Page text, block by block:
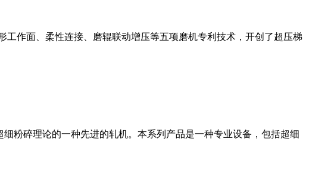
作面、柔性连接、磨辊联动增压等五项磨机专利技术，开创了超压梯
粉碎理论的一种先进的轧机。本系列产品是一种专业设备，包括超细